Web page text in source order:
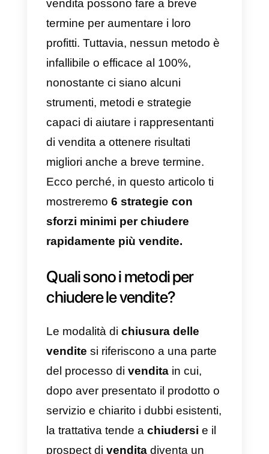
obiettivida raggiungere.
Pertanto, i piani a lungo termine
non funzionano, i venditori
devono produrre risultati a breve
termine per mantenere il loro
margine di profitto ed essere
produttivi sul lavoro.
Fortunatamente, ci sono alcune
azioni che i rappresentanti di
vendita possono fare a breve
termine per aumentare i loro
profitti. Tuttavia, nessun metodo
strumenti, metodi e strategie
capaci di aiutare i rappresentanti
di vendita a ottenere risultati
migliori anche a breve termine.